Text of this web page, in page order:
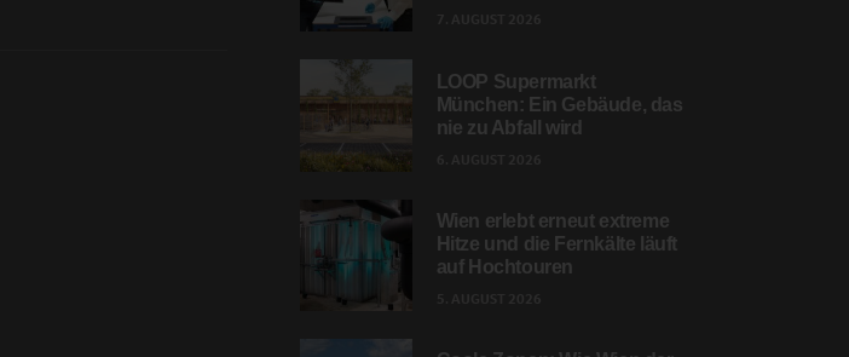
LOOP Supermarkt
München: Ein Gebäude, das
nie zu Abfall wird
Wien erlebt erneut extreme
Hitze und die Fernkälte läuft
auf Hochtouren